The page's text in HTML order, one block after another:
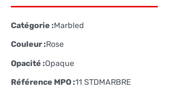
Catégorie :Marbled
Couleur :Rose
Opacité :Opaque
Référence MPO :11 STDMARBRE